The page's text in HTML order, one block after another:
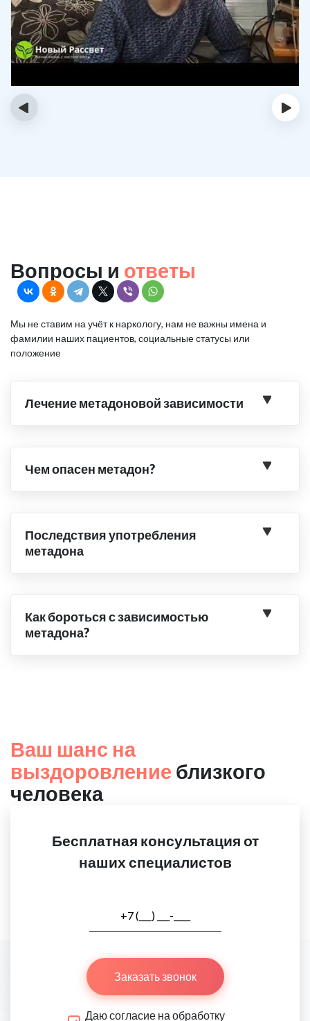
‹ ›
Вопросы и ответы
Мы не ставим на учёт к наркологу, нам не важны имена и
фамилии наших пациентов, социальные статусы или
положение
Лечение метадоновой зависимости
Чем опасен метадон?
Последствия употребления
метадона
Как бороться с зависимостью
метадона?
Ваш шанс на
выздоровление близкого
человека
Бесплатная консультация от
наших специалистов
Заказать звонок
Даю согласие на обработку